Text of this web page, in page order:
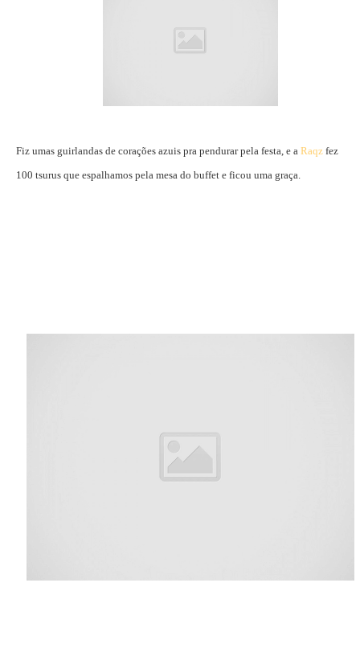
Fiz umas guirlandas de corações azuis pra pendurar pela festa, e a Raqz fez
100 tsurus que espalhamos pela mesa do buffet e ficou uma graça.